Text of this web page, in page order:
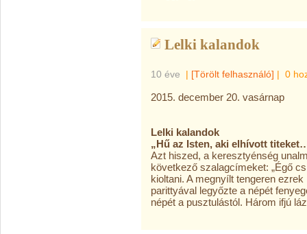
Lelki kalandok
10 éve | [Törölt felhasználó] | 0
2015. december 20. vasárnap
Lelki kalandok
„Hű az Isten, aki elhívott
Azt hiszed, a keresztyénség
következő szalagcímeket: „Égő
kioltani. A megnyílt tengeren
parittyával legyőzte a népét
népét a pusztulástól. Három ifjú